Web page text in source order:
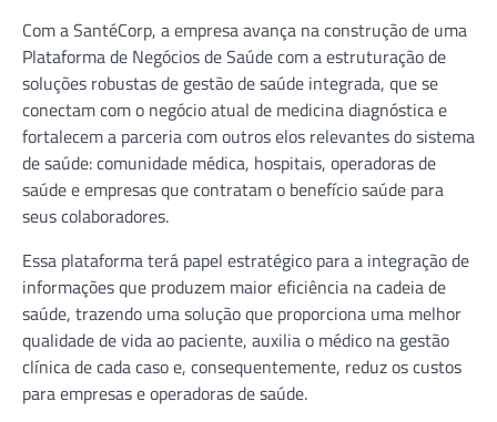
Com a SantéCorp, a empresa avança na construção de uma
Plataforma de Negócios de Saúde com a estruturação de
soluções robustas de gestão de saúde integrada, que se
conectam com o negócio atual de medicina diagnóstica e
fortalecem a parceria com outros elos relevantes do sistema
de saúde: comunidade médica, hospitais, operadoras de
saúde e empresas que contratam o benefício saúde para
seus colaboradores.
Essa plataforma terá papel estratégico para a integração de
informações que produzem maior eficiência na cadeia de
saúde, trazendo uma solução que proporciona uma melhor
qualidade de vida ao paciente, auxilia o médico na gestão
clínica de cada caso e, consequentemente, reduz os custos
para empresas e operadoras de saúde.